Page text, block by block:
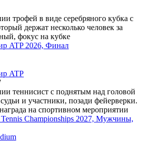
ATP 2026, Финал
ATP
Championships 2027, Мужчины,